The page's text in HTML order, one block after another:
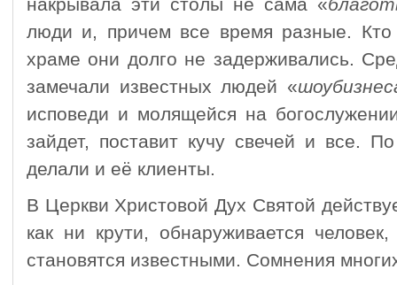
накрывала эти столы не сама «
люди и, причем все время разные.
храме они долго не задерживались.
замечали извес­тных людей «
исповеди и молящейся на
зайдет, поставит кучу свечей и все.
делали и её клиенты.
В Церкви Христовой Дух Святой
как ни крути, обнару­жи­вается
становятся известными. Сомнения